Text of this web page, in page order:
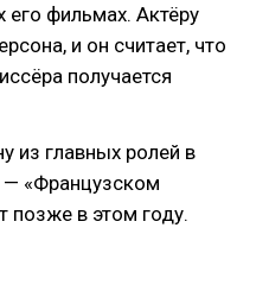
фильмах. Актёру
и он считает, что
получается
из главных ролей в
«Французском
позже в этом году.